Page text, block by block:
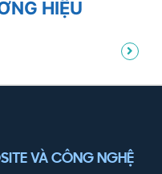
HIỆU
VÀ CÔNG NGHỆ